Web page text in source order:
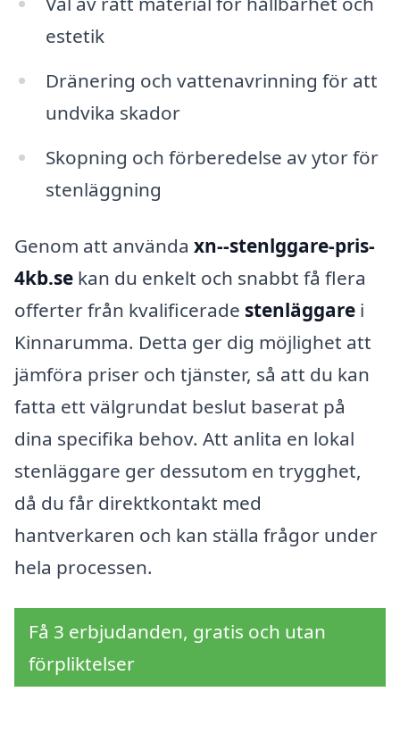
estetik
Dränering och vattenavrinning för att
undvika skador
Skopning och förberedelse av ytor för
stenläggning
Genom att använda xn--stenlggare-pris-
4kb.se kan du enkelt och snabbt få flera
offerter från kvalificerade stenläggare i
Kinnarumma. Detta ger dig möjlighet att
jämföra priser och tjänster, så att du kan
fatta ett välgrundat beslut baserat på
dina specifika behov. Att anlita en lokal
stenläggare ger dessutom en trygghet,
då du får direktkontakt med
hantverkaren och kan ställa frågor under
hela processen.
Få 3 erbjudanden, gratis och utan
förpliktelser